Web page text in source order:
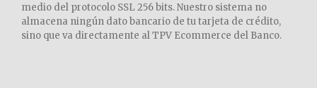
medio del protocolo SSL 256 bits. Nuestro sistema no
almacena ningún dato bancario de tu tarjeta de crédito,
sino que va directamente al TPV Ecommerce del Banco.